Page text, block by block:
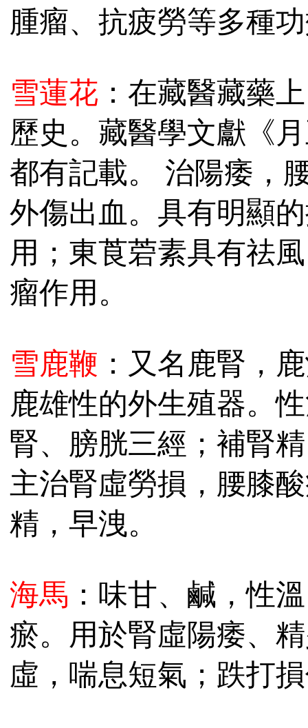
腫瘤、抗疲勞等多種
雪蓮花 ：在藏醫藏藥
歷史。藏醫學文獻《
都有記載。 治陽痿，
外傷出血。具有明顯
用；東莨菪素具有祛
瘤作用。
雪鹿鞭 ：又名鹿腎，
鹿雄性的外生殖器。
腎、膀胱三經；補腎
主治腎虛勞損，腰膝
精，早洩。
海馬 ：味甘、鹹，性
瘀。用於腎虛陽痿、
虛，喘息短氣；跌打